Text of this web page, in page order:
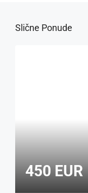
Slične Ponude
450 EUR